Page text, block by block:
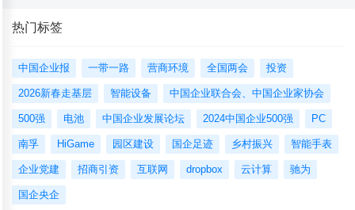
热门标签
中国企业报 一带一路 营商环境 全国两会 投资
2026新春走基层 智能设备 中国企业联合会、中国企业家协会
500强 电池 中国企业发展论坛 2024中国企业500强 PC
南孚 HiGame 园区建设 国企足迹 乡村振兴 智能手表
企业党建 招商引资 互联网 dropbox 云计算 驰为
国企央企